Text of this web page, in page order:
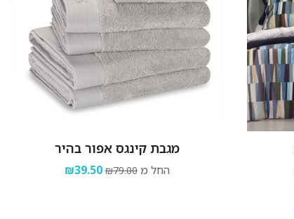
מגבת קינגס אפור בהיר
החל מ ₪79.00
₪39.50